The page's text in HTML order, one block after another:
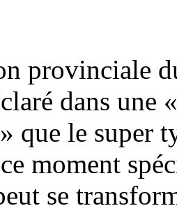
provinciale
dans une
que le super
moment
se